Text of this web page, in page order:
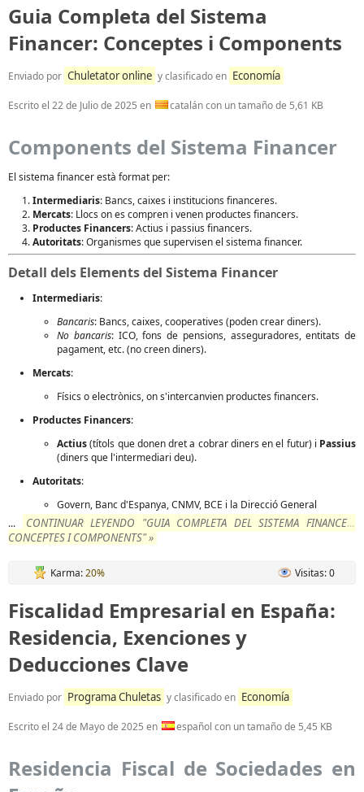
Guia Completa del Sistema
Financer: Conceptes i Components
Enviado por Chuletator online y clasificado en Economía
Escrito el 22 de Julio de 2025 en catalán con un tamaño de 5,61 KB
Components del Sistema Financer
El sistema financer està format per:
Intermediaris: Bancs, caixes i institucions financeres.
Mercats: Llocs on es compren i venen productes financers.
Productes Financers: Actius i passius financers.
Autoritats: Organismes que supervisen el sistema financer.
Detall dels Elements del Sistema Financer
Intermediaris:
Bancaris: Bancs, caixes, cooperatives (poden crear diners).
No bancaris: ICO, fons de pensions, asseguradores, entitats de
pagament, etc. (no creen diners).
Mercats:
Físics o electrònics, on s'intercanvien productes financers.
Productes Financers:
Actius(títols que donen dret a cobrar diners en el futur) i Passius
(diners que l'intermediari deu).
Autoritats:
Govern, Banc d'Espanya, CNMV, BCE i la Direcció General
...
CONTINUAR LEYENDO "GUIA COMPLETA DEL SISTEMA FINANCER:
CONCEPTES I COMPONENTS" »
Karma:20% Visitas: 0
Fiscalidad Empresarial en España:
Residencia, Exenciones y
Deducciones Clave
Enviado por Programa Chuletas y clasificado en Economía
Escrito el 24 de Mayo de 2025 en español con un tamaño de 5,45 KB
Residencia Fiscal de Sociedades en